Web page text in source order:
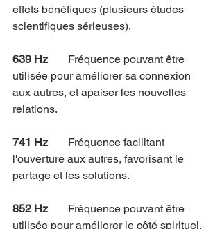
effets bénéfiques (plusieurs études
scientifiques sérieuses).
639 Hz Fréquence pouvant être
utilisée pour améliorer sa connexion
aux autres, et apaiser les nouvelles
relations.
741 Hz
	Fréquence facilitant
l'ouverture aux autres, favorisant le
partage et les solutions.
852 Hz
	Fréquence pouvant être
utilisée pour améliorer le côté spirituel,